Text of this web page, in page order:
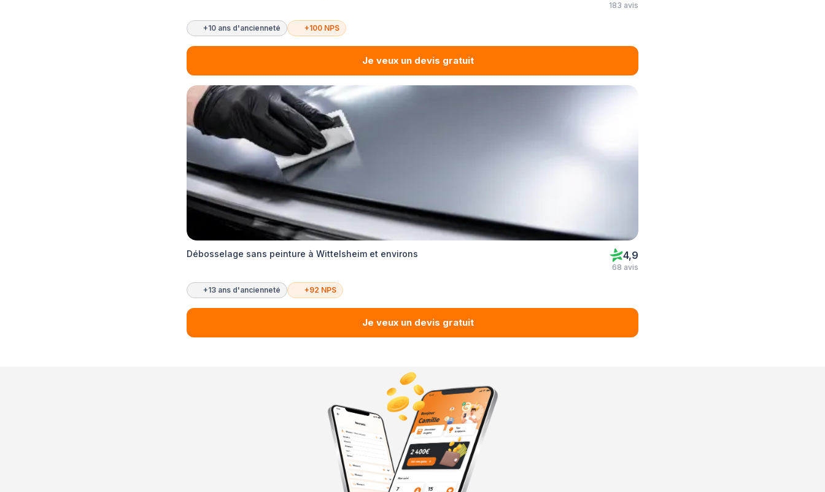
183 avis
+10 ans d'ancienneté +100 NPS
Je veux un devis gratuit
Débosselage sans peinture à Wittelsheim et environs 4,9
68 avis
+13 ans d'ancienneté +92 NPS
Je veux un devis gratuit